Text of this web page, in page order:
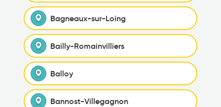
Bagneaux-sur-Loing
Bailly-Romainvilliers
Balloy
Bannost-Villegagnon